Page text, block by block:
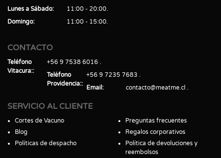
Lunes a Sábado
11:00 - 20:00
Domingo
11:00 - 15:00
CONTACTO
Teléfono
Vitacura:
+56 9 7538 6016
Teléfono
Providencia:
+56 9 7235 7683
Email
contacto@meatme.cl
SERVICIO AL CLIENTE
Cortes de Vacuno
Blog
Políticas de despacho
Preguntas frecuentes
Regalos corporativos
Política de devoluciones y
reembolsos